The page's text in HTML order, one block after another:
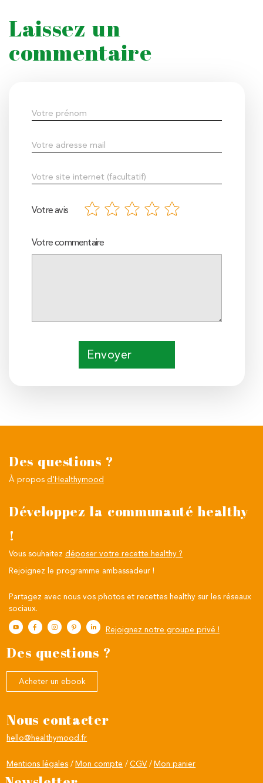
Laissez un
commentaire
Votre avis
Votre commentaire
Envoyer
Des questions ?
À propos d'Healthymood
Développez la communauté healthy
!
Vous souhaitez déposer votre recette healthy ?
Rejoignez le programme ambassadeur !
Partagez avec nous vos photos et recettes healthy sur les réseaux
sociaux.
Rejoignez notre groupe privé !
Des questions ?
Acheter un ebook
Nous contacter
hello@healthymood.fr
Mentions légales Mon compte CGV Mon panier